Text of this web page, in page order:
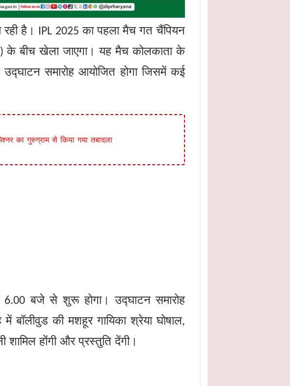
है। IPL 2025 का पहला मैच गत चैंपियन
के बीच खेला जाएगा। यह मैच कोलकाता के
समारोह आयोजित होगा जिसमें कई
का गुरुग्राम से किया गया तबादला
6.00 बजे से शुरू होगा। उद्घाटन समारोह
बॉलीवुड की मशहूर गायिका श्रेया घोषाल,
होंगी और प्रस्तुति देंगी।